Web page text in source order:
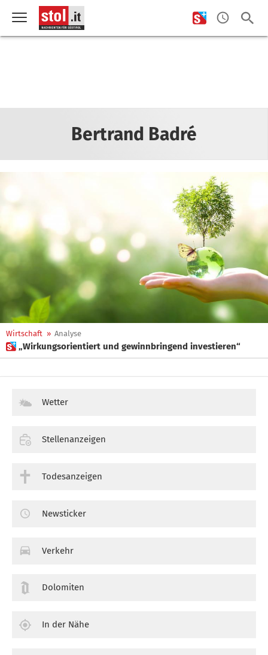
Bertrand Badré
Wirtschaft » Analyse
 „Wirkungsorientiert und gewinnbringend investieren“
Wetter
Stellenanzeigen
Todesanzeigen
Newsticker
Verkehr
Dolomiten
In der Nähe